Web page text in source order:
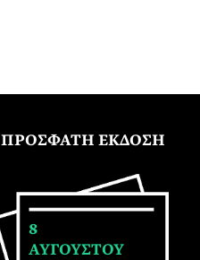
ΠΡΟΣΦΑΤΗ ΕΚΔΟΣΗ
8
ΑΥΓΟΥΣΤΟΥ